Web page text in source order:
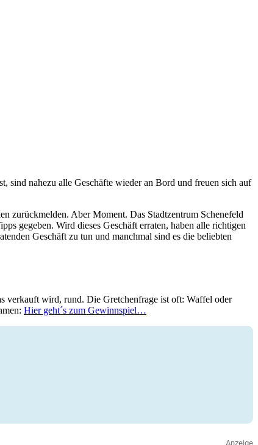
sind nahezu alle Geschäfte wieder an Bord und freuen sich auf
zurückmelden. Aber Moment. Das Stadtzentrum Schenefeld
gegeben. Wird dieses Geschäft erraten, haben alle richtigen
Geschäft zu tun und manchmal sind es die beliebten
verkauft wird, rund. Die Gretchenfrage ist oft: Waffel oder
Hier geht´s zum Gewinnspiel…